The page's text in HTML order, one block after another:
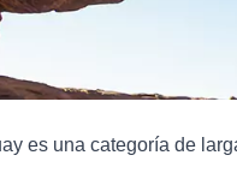
es una categoría de